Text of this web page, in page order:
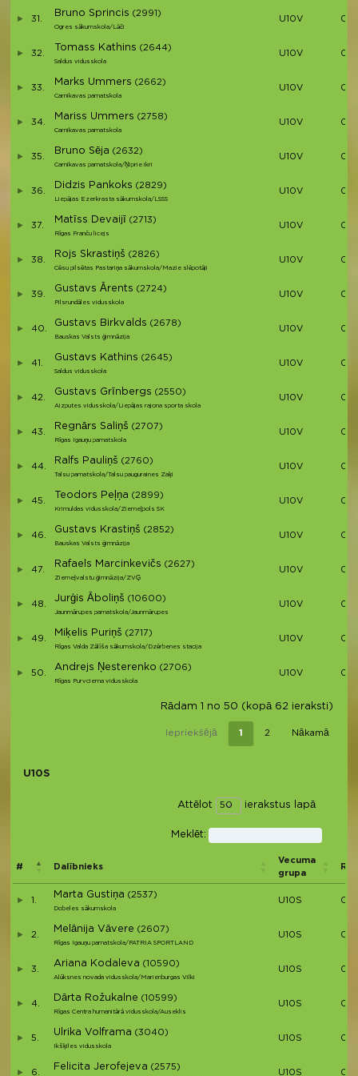
31.
Bruno Sprincis (2991)
Ogres sākumskola/Lāči
U10V
32.
Tomass Kathins (2644)
Saldus vidusskola
U10V
33.
Marks Ummers (2662)
Carnikavas pamatskola
U10V
34.
Mariss Ummers (2758)
Carnikavas pamatskola
U10V
35.
Bruno Sēja (2632)
Carnikavas pamatskola/Ņiprie ikri
U10V
36.
Didzis Pankoks (2829)
Liepājas Ezerkrasta sākumskola/LSSS
U10V
37.
Matīss Devaijī (2713)
Rīgas Franču licejs
U10V
38.
Rojs Skrastiņš (2826)
Cēsu pilsētas Pastariņa sākumskola/Mazie slēpotāji
U10V
39.
Gustavs Ārents (2724)
Pilsrundāles vidusskola
U10V
40.
Gustavs Birkvalds (2678)
Bauskas Valsts ģimnāzija
U10V
41.
Gustavs Kathins (2645)
Saldus vidusskola
U10V
42.
Gustavs Grīnbergs (2550)
Aizputes vidusskola/Liepājas rajona sporta skola
U10V
43.
Regnārs Saliņš (2707)
Rīgas Igauņu pamatskola
U10V
44.
Ralfs Pauliņš (2760)
Talsu pamatskola/Talsu pauguraines Zaķi
U10V
45.
Teodors Peļņa (2899)
Krimuldas vidusskola/Ziemeļpols SK
U10V
46.
Gustavs Krastiņš (2852)
Bauskas Valsts ģimnāzija
U10V
47.
Rafaels Marcinkevičs (2627)
Ziemeļvalstu ģimnāzija/ZVĢ
U10V
48.
Jurģis Āboliņš (10600)
Jaunmārupes pamatskola/Jaunmārupes
U10V
49.
Miķelis Puriņš (2717)
Rīgas Valda Zālīša sākumskola/Dzērbenes stacija
U10V
50.
Andrejs Ņesterenko (2706)
Rīgas Purvciema vidusskola
U10V
Rādam 1 no 50 (kopā 62 ieraksti)
Iepriekšējā 1 2 Nākamā
U10S
Attēlot ierakstus lapā
Meklēt:
# Dalībnieks
Vecuma
grupa
1.
Marta Gustiņa (2537)
Dobeles sākumskola
U10S
2.
Melānija Vāvere (2607)
Rīgas Igauņu pamatskola/PATRIA SPORTLAND
U10S
3.
Ariana Kodaleva (10590)
Alūksnes novada vidusskola/Marienburgas Vilki
U10S
4.
Dārta Rožukalne (10599)
Rīgas Centra humanitārā vidusskola/Auseklis
U10S
5.
Ulrika Volframa (3040)
Ikšķiles vidusskola
U10S
6.
Felicita Jerofejeva (2575)
U10S